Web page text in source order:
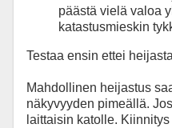
päästä vielä valoa
katastusmieskin
Testaa ensin ettei
Mahdollinen heijastus
näkyvyyden pimeällä.
laittaisin katolle.